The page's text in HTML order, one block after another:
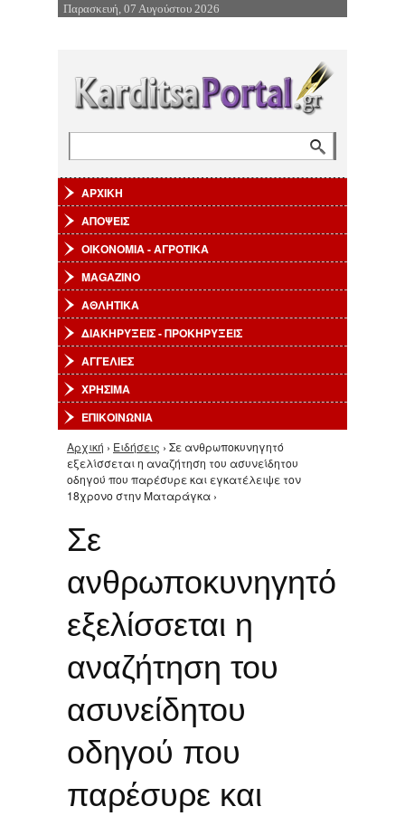
Επιστροφή στην Πλοήγηση
Παρασκευή, 07 Αυγούστου 2026
ΑΡΧΙΚΗ
ΑΠΟΨΕΙΣ
ΟΙΚΟΝΟΜΙΑ - ΑΓΡΟΤΙΚΑ
MAGAZINO
ΑΘΛΗΤΙΚΑ
ΔΙΑΚΗΡΥΞΕΙΣ - ΠΡΟΚΗΡΥΞΕΙΣ
ΑΓΓΕΛΙΕΣ
ΧΡΗΣΙΜΑ
ΕΠΙΚΟΙΝΩΝΙΑ
Είστε εδώ
Αρχική › Ειδήσεις › Σε ανθρωποκυνηγητό
εξελίσσεται η αναζήτηση του ασυνείδητου
οδηγού που παρέσυρε και εγκατέλειψε τον
18χρονο στην Ματαράγκα ›
Σε
ανθρωποκυνηγητό
εξελίσσεται η
αναζήτηση του
ασυνείδητου
οδηγού που
παρέσυρε και